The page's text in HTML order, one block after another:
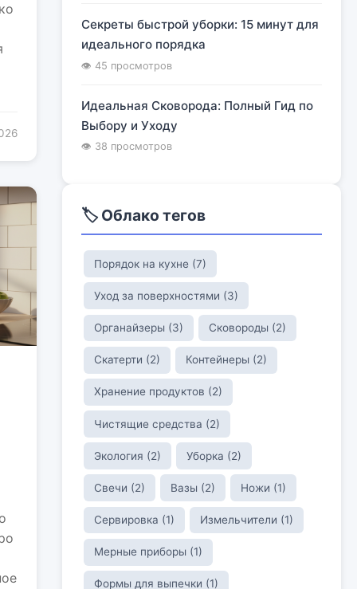
Секреты быстрой уборки: 15 минут для
идеального порядка
👁 45 просмотров
Идеальная Сковорода: Полный Гид по
Выбору и Уходу
👁 38 просмотров
🏷️ Облако тегов
Порядок на кухне (7)
Уход за поверхностями (3)
Органайзеры (3) Сковороды (2)
Скатерти (2) Контейнеры (2)
Хранение продуктов (2)
Чистящие средства (2)
Экология (2) Уборка (2)
Свечи (2) Вазы (2) Ножи (1)
Сервировка (1) Измельчители (1)
Мерные приборы (1)
Формы для выпечки (1)